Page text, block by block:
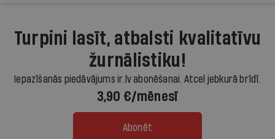
Turpini lasīt, atbalsti kvalitatīvu
žurnālistiku!
Iepazīšanās piedāvājums ir.lv abonēšanai. Atcel jebkurā brīdī.
3,90 €/mēnesī
Abonēt